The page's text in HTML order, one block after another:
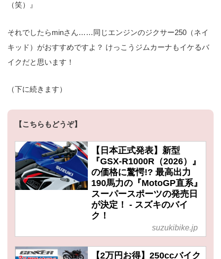
（笑）』
それでしたらminさん……同じエンジンのジクサー250（ネイ
キッド）がおすすめですよ？ けっこうジムカーナもイケるバ
イクだと思います！
（下に続きます）
【こちらもどうぞ】
【日本正式発表】新型
『GSX-R1000R（2026）』
の価格に驚愕!? 最高出力
190馬力の『MotoGP直系』
スーパースポーツの発売日
が決定！ - スズキのバイ
ク！
suzukibike.jp
【2万円お得】250ccバイク